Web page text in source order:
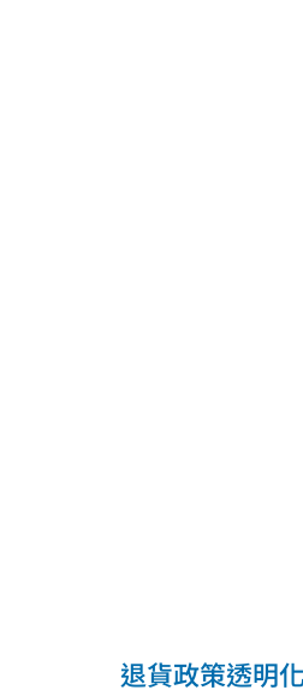
退貨政策透明